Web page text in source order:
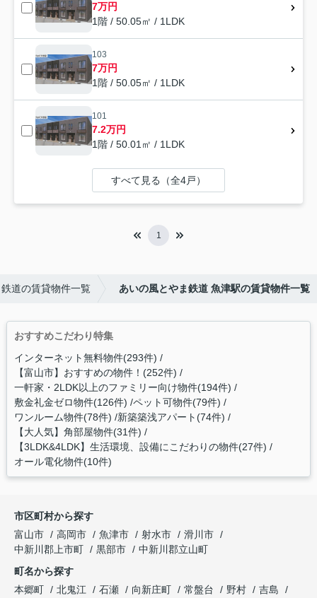
7万円
1階 / 50.05㎡ / 1LDK
103
7万円
1階 / 50.05㎡ / 1LDK
101
7.2万円
1階 / 50.01㎡ / 1LDK
すべて見る（全4戸）
1
道の賃貸物件一覧 あいの風とやま鉄道 魚津駅の賃貸物件一覧
おすすめこだわり特集
インターネット無料物件(293件)
【富山市】おすすめの物件！(252件)
一軒家・2LDK以上のファミリー向け物件(194件)
敷金礼金ゼロ物件(126件) ペット可物件(79件)
ワンルーム物件(78件) 新築築浅アパート(74件)
【大人気】角部屋物件(31件)
【3LDK&4LDK】生活環境、設備にこだわりの物件(27件)
オール電化物件(10件)
市区町村から探す
富山市
高岡市 魚津市 射水市
滑川市
中新川郡上市町
黒部市
中新川郡立山町
町名から探す
本郷町
北鬼江 石瀬 向新庄町 常盤台 野村
吉島